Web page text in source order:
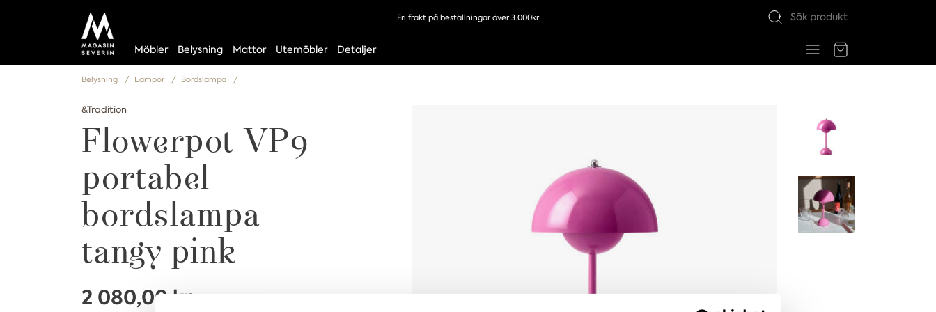
Fri frakt på beställningar över 3.000kr
Möbler Belysning Mattor Utemöbler Detaljer
Belysning Lampor Bordslampa
&Tradition
Flowerpot VP9
portabel
bordslampa
tangy pink
2 080,00 kr